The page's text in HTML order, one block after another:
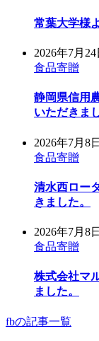
常葉大学様
2026年7月24
食品寄贈
静岡県信用
いただきま
2026年7月8日
食品寄贈
清水西ロー
きました。
2026年7月8日
食品寄贈
株式会社マ
ました。
fbの記事一覧